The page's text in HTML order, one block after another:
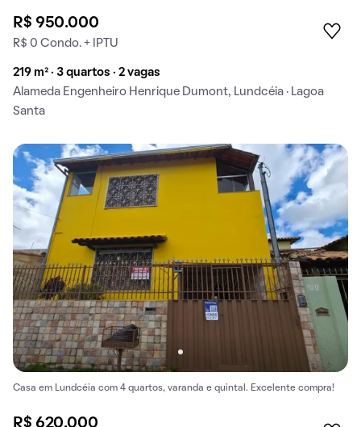
R$ 950.000
R$ 0 Condo. + IPTU
219 m² · 3 quartos · 2 vagas
Alameda Engenheiro Henrique Dumont, Lundcéia · Lagoa
Santa
Casa em Lundcéia com 4 quartos, varanda e quintal. Excelente compra!
R$ 620.000